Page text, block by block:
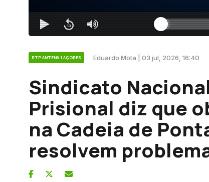
RTP ANTENA 1 AÇORES Eduardo Mota | 03 jul, 2026, 16:40
Sindicato
Prisional diz que
na Cadeia de
resolvem